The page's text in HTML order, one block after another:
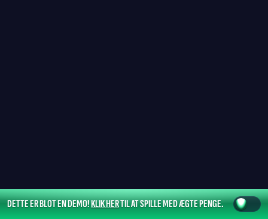
DETTE ER BLOT EN DEMO!KLIK HERTIL AT SPILLE MED ÆGTE PENGE.